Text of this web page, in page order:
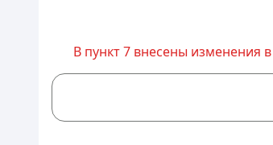
В пункт 7 внесены изменения в